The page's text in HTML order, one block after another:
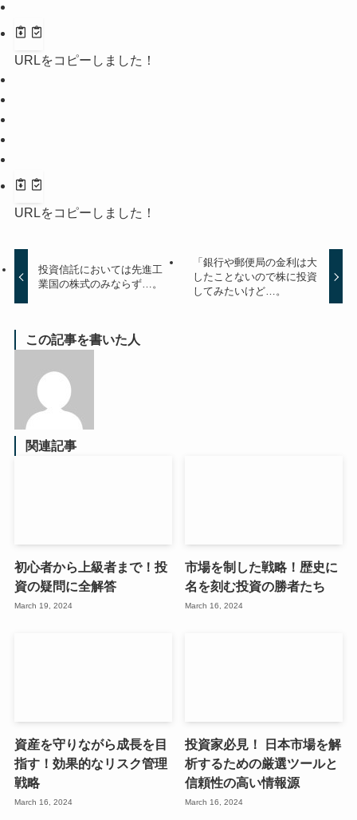
URLをコピーしました！
URLをコピーしました！
投資信託においては先進工
業国の株式のみならず…。
「銀行や郵便局の金利は大
したことないので株に投資
してみたいけど…。
この記事を書いた人
関連記事
初心者から上級者まで！投
資の疑問に全解答
March 19, 2024
市場を制した戦略！歴史に
名を刻む投資の勝者たち
March 16, 2024
資産を守りながら成長を目
指す！効果的なリスク管理
戦略
March 16, 2024
投資家必見！ 日本市場を解
析するための厳選ツールと
信頼性の高い情報源
March 16, 2024